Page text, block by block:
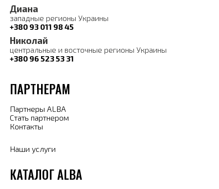
Диана
западные регионы Украины
+380 93 011 98 45
Николай
центральные и восточные регионы Украины
+380 96 523 53 31
ПАРТНЕРАМ
Партнеры ALBA
Стать партнером
Контакты
Наши услуги
КАТАЛОГ ALBA